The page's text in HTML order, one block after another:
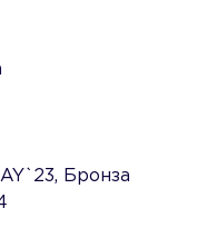
Бронза